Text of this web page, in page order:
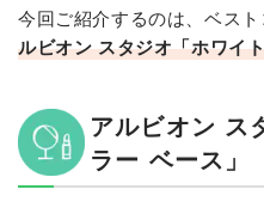
今回ご紹介するのは、ベス
ルビオン スタジオ「ホワイ
アルビオン ス
ラー ベース」